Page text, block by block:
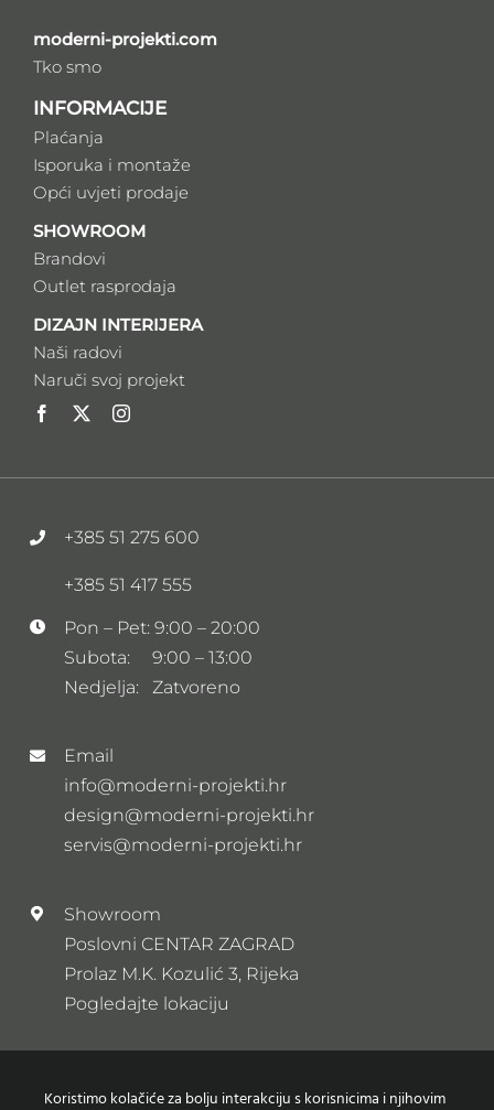
moderni-projekti.com
Tko smo
INFORMACIJE
Plaćanja
Isporuka i montaže
Opći uvjeti prodaje
SHOWROOM
Brandovi
Outlet rasprodaja
DIZAJN INTERIJERA
Naši radovi
Naruči svoj projekt
+385 51 275 600
+385 51 417 555
Pon – Pet: 9:00 – 20:00
Subota: 9:00 – 13:00
Nedjelja: Zatvoreno
Email
info@moderni-projekti.hr
design@moderni-projekti.hr
servis@moderni-projekti.hr
Showroom
Poslovni CENTAR ZAGRAD
Prolaz M.K. Kozulić 3, Rijeka
Pogledajte lokaciju
Prijavi se na naš newsletter
Koristimo kolačiće za bolju interakciju s korisnicima i njihovim